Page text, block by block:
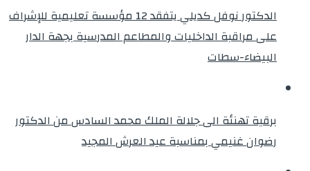
الدكتور نوفل كديلي يتفقد 12 مؤسسة تعليمية للإشراف
على مراقبة الداخليات والمطاعم المدرسية بجهة الدار
البيضاء-سطات
برقية تهنئة الى جلالة الملك محمد السادس من الدكتور
رضوان غنيمي بمناسبة عيد العرش المجيد